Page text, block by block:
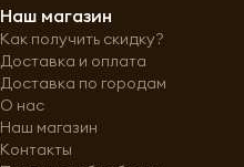
Наш магазин
Как получить скидку?
Доставка и оплата
Доставка по городам
О нас
Наш магазин
Контакты